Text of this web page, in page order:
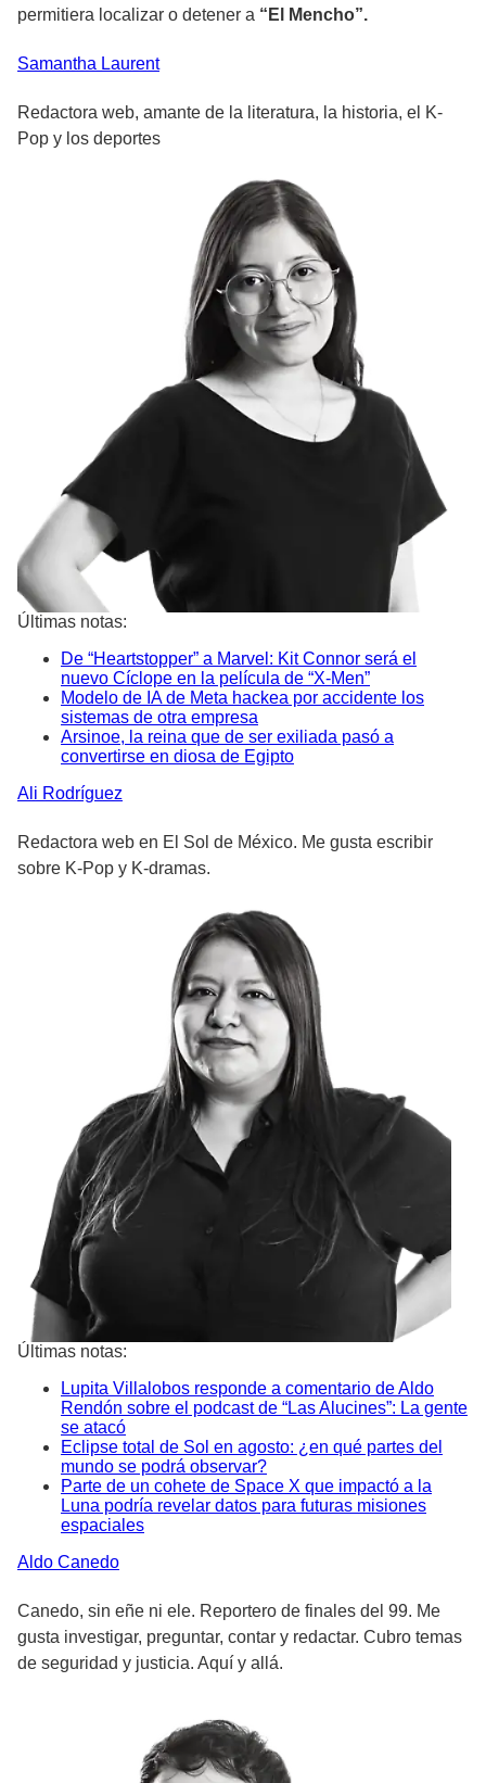
permitiera localizar o detener a “El Mencho”.
Samantha Laurent
Redactora web, amante de la literatura, la historia, el K-
Pop y los deportes
Últimas notas:
De “Heartstopper” a Marvel: Kit Connor será el
nuevo Cíclope en la película de “X-Men”
Modelo de IA de Meta hackea por accidente los
sistemas de otra empresa
Arsinoe, la reina que de ser exiliada pasó a
convertirse en diosa de Egipto
Ali Rodríguez
Redactora web en El Sol de México. Me gusta escribir
sobre K-Pop y K-dramas.
Últimas notas:
Lupita Villalobos responde a comentario de Aldo
Rendón sobre el podcast de “Las Alucines”: La gente
se atacó
Eclipse total de Sol en agosto: ¿en qué partes del
mundo se podrá observar?
Parte de un cohete de Space X que impactó a la
Luna podría revelar datos para futuras misiones
espaciales
Aldo Canedo
Canedo, sin eñe ni ele. Reportero de finales del 99. Me
gusta investigar, preguntar, contar y redactar. Cubro temas
de seguridad y justicia. Aquí y allá.